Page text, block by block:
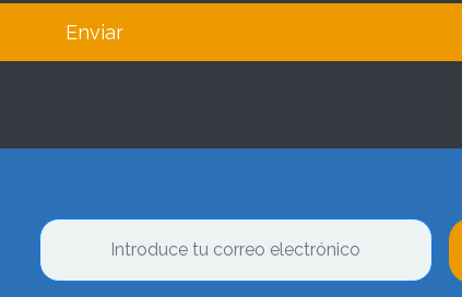
Enviar